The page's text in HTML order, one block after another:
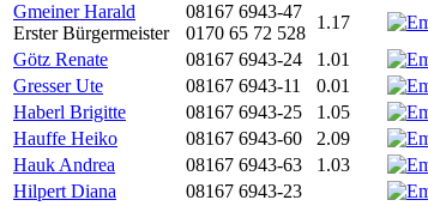
Gmeiner Harald
Erster Bürgermeister
08167 6943-47
0170 65 72 528
1.17
Götz Renate
08167 6943-24 1.01
Gresser Ute
08167 6943-11 0.01
Haberl Brigitte
08167 6943-25 1.05
Hauffe Heiko
08167 6943-60 2.09
Hauk Andrea
08167 6943-63 1.03
Hilpert Diana
08167 6943-23